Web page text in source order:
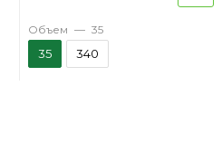
Объем — 35
35 340